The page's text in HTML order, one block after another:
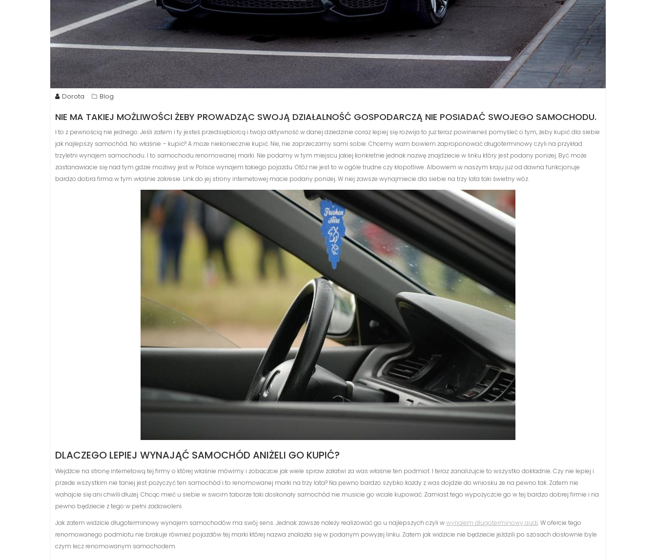
Dorota Blog
NIE MA TAKIEJ MOŻLIWOŚCI ŻEBY PROWADZĄC SWOJĄ DZIAŁALNOŚĆ GOSPODARCZĄ NIE POSIADAĆ SWOJEGO SAMOCHODU.
I to z pewnością nie jednego. Jeśli zatem i ty jesteś przedsiębiorcą i twoja aktywność w danej dziedzinie coraz lepiej się rozwija to już teraz powinieneś pomyśleć o tym, żeby kupić dla siebie
jak najlepszy samochód. No właśnie – kupić? A może niekoniecznie kupić. Nie, nie zaprzeczamy sami sobie. Chcemy wam bowiem zaproponować długoterminowy czyli na przykład
trzyletni wynajem samochodu. I to samochodu renomowanej marki. Nie podamy w tym miejscu jakiej konkretnie jednak nazwę znajdziecie w linku który jest podany poniżej. Być może
zastanawiacie się nad tym gdzie możliwy jest w Polsce wynajem takiego pojazdu. Otóż nie jest to w ogóle trudne czy kłopotliwe. Albowiem w naszym kraju już od dawna funkcjonuje
bardzo dobra firma w tym właśnie zakresie. Link do jej strony internetowej macie podany poniżej. W niej zawsze wynajmiecie dla siebie na trzy lata taki świetny wóz.
DLACZEGO LEPIEJ WYNAJĄĆ SAMOCHÓD ANIŻELI GO KUPIĆ?
Wejdźcie na stronę internetową tej firmy o której właśnie mówimy i zobaczcie jak wiele spraw załatwi za was właśnie ten podmiot. I teraz zanalizujcie to wszystko dokładnie. Czy nie lepiej i
przede wszystkim nie taniej jest pożyczyć ten samochód i to renomowanej marki na trzy lata? Na pewno bardzo szybko każdy z was dojdzie do wniosku ze na pewno tak. Zatem nie
wahajcie się ani chwili dłużej. Chcąc mieć u siebie w swoim taborze taki doskonały samochód nie musicie go wcale kupować. Zamiast tego wypożyczcie go w tej bardzo dobrej firmie i na
pewno będziecie z tego w pełni zadowoleni.
Jak zatem widzicie długoterminowy wynajem samochodów ma swój sens. Jednak zawsze należy realizować go u najlepszych czyli wwynajem długoterminowy audi. W ofercie tego
renomowanego podmiotu nie brakuje również pojazdów tej marki której nazwa znalazła się w podanym powyżej linku. Zatem jak widzicie nie będziecie jeździli po szosach dosłownie byle
czym lecz renomowanym samochodem.